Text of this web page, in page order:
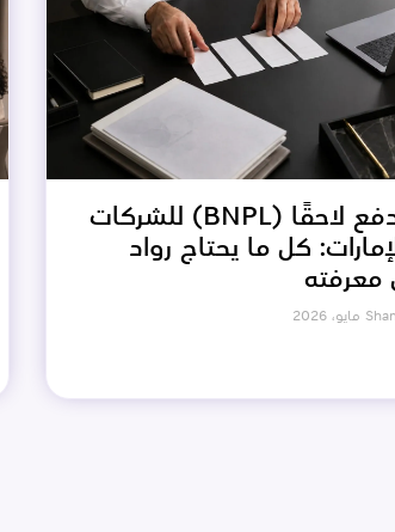
اشترِ الآن وادفع لاحقًا (BNPL) للشركات
كل ما يحتاج رواد
معرفته